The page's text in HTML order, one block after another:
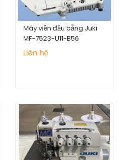
Máy viền đầu bằng Juki
MF-7523-U11-B56
Liên hệ